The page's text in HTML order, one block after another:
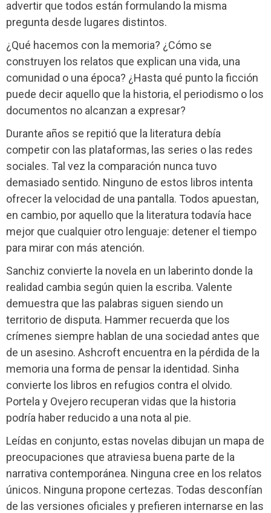
advertir que todos están formulando la misma
pregunta desde lugares distintos.
¿Qué hacemos con la memoria? ¿Cómo se
construyen los relatos que explican una vida, una
comunidad o una época? ¿Hasta qué punto la ficción
puede decir aquello que la historia, el periodismo o los
documentos no alcanzan a expresar?
Durante años se repitió que la literatura debía
competir con las plataformas, las series o las redes
sociales. Tal vez la comparación nunca tuvo
demasiado sentido. Ninguno de estos libros intenta
ofrecer la velocidad de una pantalla. Todos apuestan,
en cambio, por aquello que la literatura todavía hace
mejor que cualquier otro lenguaje: detener el tiempo
para mirar con más atención.
Sanchiz convierte la novela en un laberinto donde la
realidad cambia según quien la escriba. Valente
demuestra que las palabras siguen siendo un
territorio de disputa. Hammer recuerda que los
crímenes siempre hablan de una sociedad antes que
de un asesino. Ashcroft encuentra en la pérdida de la
memoria una forma de pensar la identidad. Sinha
convierte los libros en refugios contra el olvido.
Portela y Ovejero recuperan vidas que la historia
podría haber reducido a una nota al pie.
Leídas en conjunto, estas novelas dibujan un mapa de
preocupaciones que atraviesa buena parte de la
narrativa contemporánea. Ninguna cree en los relatos
únicos. Ninguna propone certezas. Todas desconfían
de las versiones oficiales y prefieren internarse en las